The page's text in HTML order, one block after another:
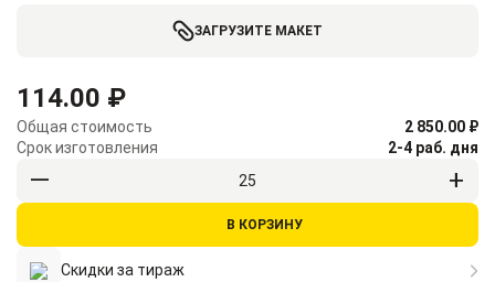
ЗАГРУЗИТЕ МАКЕТ
114.00 ₽
Общая стоимость
2 850.00 ₽
Срок изготовления
2-4 раб. дня
В КОРЗИНУ
Скидки за тираж